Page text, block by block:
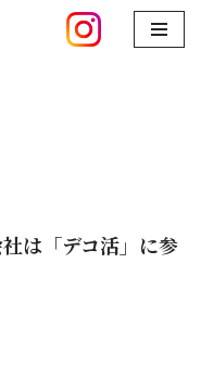
は「デコ活」に参